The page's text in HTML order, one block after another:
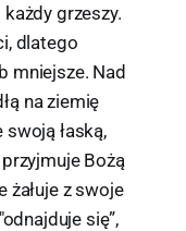
grzeszy.
dlatego
mniejsze. Nad
na ziemię
łaską,
Bożą
żałuje z swoje
się”,